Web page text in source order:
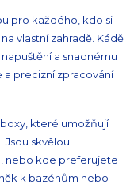
pro každého, kdo si
vlastní zahradě. Kádě
a snadnému
a precizní zpracování
které umožňují
skvělou
nebo kde preferujete
k bazénům nebo